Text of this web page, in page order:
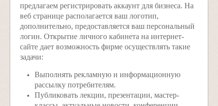
предлагаем регистрировать аккаунт для бизнеса. На
веб странице располагается ваш логотип,
дополнительно, предоставляется ваш персональный
логин. Открытие личного кабинета на интернет-
сайте дает возможность фирме осуществлять такие
задачи:
Выполнять рекламную и информационную
рассылку потребителям.
Публиковать лекции, презентации, мастер-